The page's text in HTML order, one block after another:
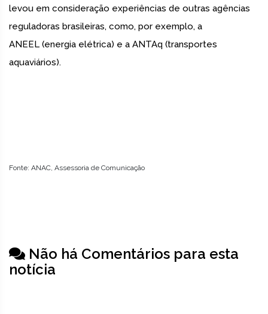
levou em consideração experiências de outras agências
reguladoras brasileiras, como, por exemplo, a
ANEEL (energia elétrica) e a ANTAq (transportes
aquaviários).
Fonte: ANAC, Assessoria de Comunicação
Não há Comentários para esta
notícia